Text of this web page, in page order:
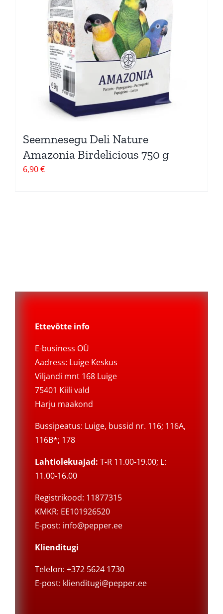
Seemnesegu Deli Nature
Amazonia Birdelicious 750 g
6,90€
Ettevõtte info
E-business OÜ
Aadress: Luige Keskus
Viljandi mnt 168 Luige
75401 Kiili vald
Harju maakond
Bussipeatus: Luige, bussid nr. 116; 116A,
116B*; 178
Lahtiolekuajad: T-R 11.00-19.00; L:
11.00-16.00
Registrikood: 11877315
KMKR: EE101926520
E-post: info@pepper.ee
Klienditugi
Telefon: +372 5624 1730
E-post: klienditugi@pepper.ee